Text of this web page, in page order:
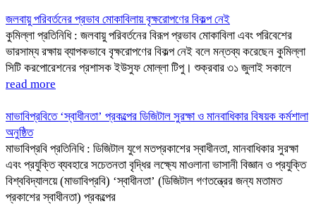
জলবায়ু পরিবর্তনের প্রভাব মোকাবিলায় বৃক্ষরোপণের বিকল্প নেই
কুমিল্লা প্রতিনিধি : জলবায়ু পরিবর্তনের বিরূপ প্রভাব মোকাবিলা এবং পরিবেশের
ভারসাম্য রক্ষায় ব্যাপকভাবে বৃক্ষরোপণের বিকল্প নেই বলে মন্তব্য করেছেন কুমিল্লা
সিটি করপোরেশনের প্রশাসক ইউসুফ মোল্লা টিপু। শুক্রবার ৩১ জুলাই সকালে
read more
মাভাবিপ্রবিতে ‘স্বাধীনতা’ প্রকল্পের ডিজিটাল সুরক্ষা ও মানবাধিকার বিষয়ক কর্মশালা
অনুষ্ঠিত
মাভাবিপ্রবি প্রতিনিধি : ডিজিটাল যুগে মতপ্রকাশের স্বাধীনতা, মানবাধিকার সুরক্ষা
এবং প্রযুক্তি ব্যবহারে সচেতনতা বৃদ্ধির লক্ষ্যে মাওলানা ভাসানী বিজ্ঞান ও প্রযুক্তি
বিশ্ববিদ্যালয়ে (মাভাবিপ্রবি) ‘স্বাধীনতা’ (ডিজিটাল গণতন্ত্রের জন্য মতামত
প্রকাশের স্বাধীনতা) প্রকল্পের